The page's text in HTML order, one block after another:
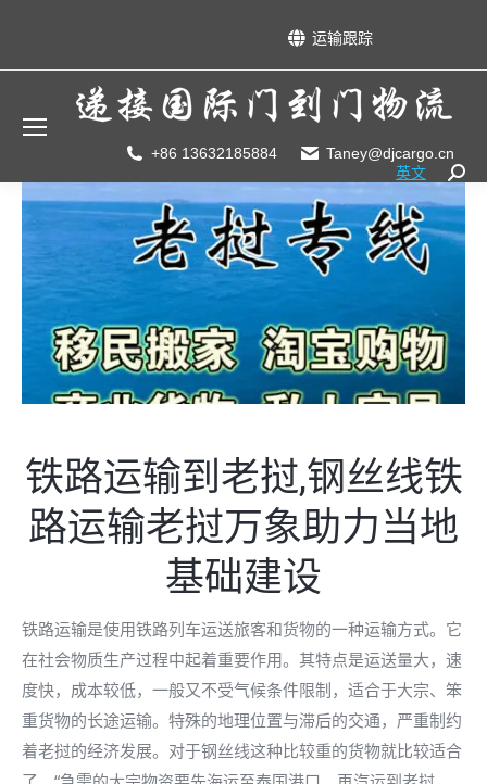
运输跟踪
+86 13632185884
Taney@djcargo.cn
英文
铁路运输到老挝,钢丝线铁
路运输老挝万象助力当地
基础建设
铁路运输是使用铁路列车运送旅客和货物的一种运输方式。它
在社会物质生产过程中起着重要作用。其特点是运送量大，速
度快，成本较低，一般又不受气候条件限制，适合于大宗、笨
重货物的长途运输。​特殊的地理位置与滞后的交通，严重制约
着老挝的经济发展。对于钢丝线这种比较重的货物就比较适合